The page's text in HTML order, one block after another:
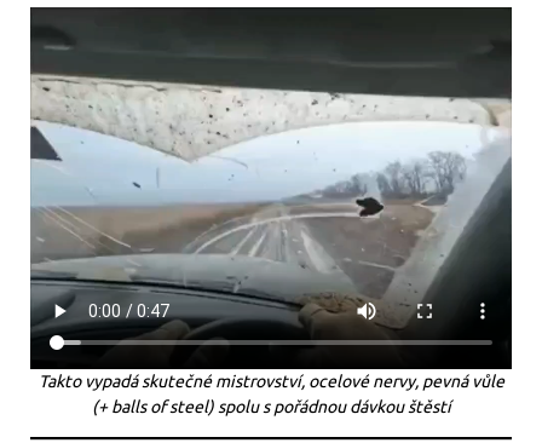
Takto vypadá skutečné mistrovství, ocelové nervy, pevná vůle
(+ balls of steel) spolu s pořádnou dávkou štěstí